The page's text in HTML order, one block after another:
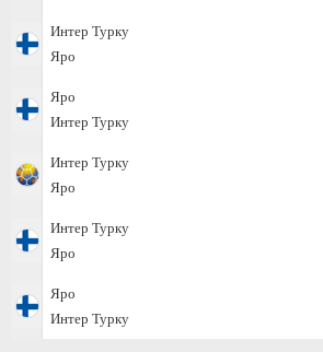
Интер Турку
Яро
Яро
Интер Турку
Интер Турку
Яро
Интер Турку
Яро
Яро
Интер Турку